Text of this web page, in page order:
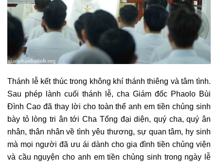
Thánh lễ kết thúc trong không khí thánh thiêng và tâm tình.
Sau phép lành cuối thánh lễ, cha Giám đốc Phaolo Bùi
Đình Cao đã thay lời cho toàn thể anh em tiền chủng sinh
bày tỏ lòng tri ân tới Cha Tổng đại diện, quý cha, quý ân
nhân, thân nhân về tình yêu thương, sự quan tâm, hy sinh
mà mọi người đã ưu ái dành cho gia đình tiền chủng viện
và cầu nguyện cho anh em tiền chủng sinh trong ngày lễ